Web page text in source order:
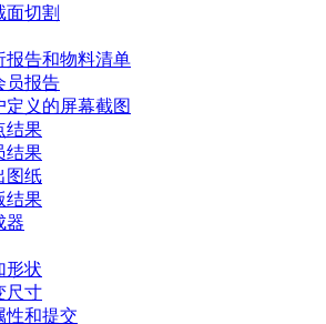
面切割
报告和物料清单
员报告
定义的屏幕截图
结果
结果
图纸
结果
器
形状
尺寸
性和提交